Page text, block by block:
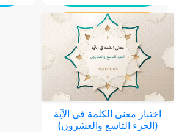
اختبار معنى الكلمة في الآية
(الجزء التاسع والعشرون)